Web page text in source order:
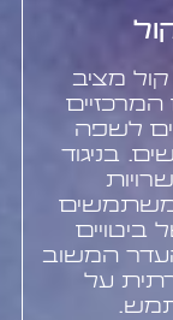
מציב
לשפה
בניגוד
המשוב
על